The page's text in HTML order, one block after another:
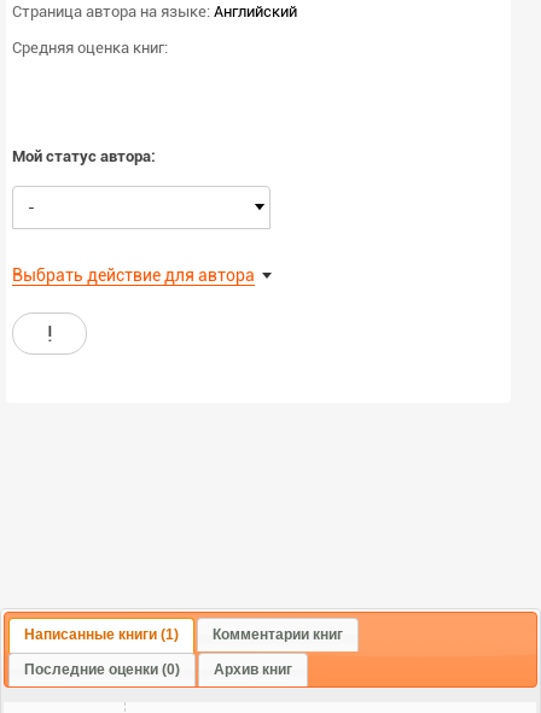
Страница автора на языке: Английский
Средняя оценка книг:
Мой статус автора:
-
Выбрать действие для автора
!
Написанные книги (1) Комментарии книг
Последние оценки (0) Архив книг